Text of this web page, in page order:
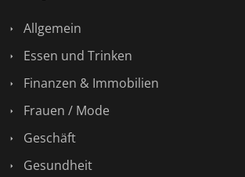
Allgemein
Essen und Trinken
Finanzen & Immobilien
Frauen / Mode
Geschäft
Gesundheit